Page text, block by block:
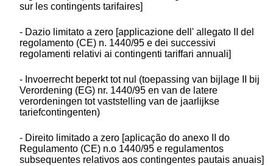
sur les contingents tarifaires]
- Dazio limitato a zero [applicazione dell' allegato II del
regolamento (CE) n. 1440/95 e dei successivi
regolamenti relativi ai contingenti tariffari annuali]
- Invoerrecht beperkt tot nul (toepassing van bijlage II bij
Verordening (EG) nr. 1440/95 en van de latere
verordeningen tot vaststelling van de jaarlijkse
tariefcontingenten)
- Direito limitado a zero [aplicação do anexo II do
Regulamento (CE) n.o 1440/95 e regulamentos
subsequentes relativos aos contingentes pautais anuais]